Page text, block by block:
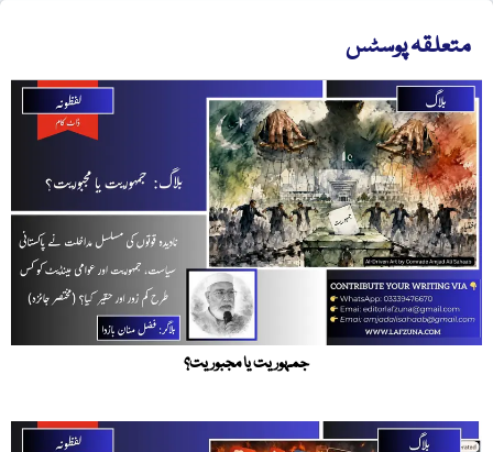
متعلقہ پوسٹس
جمہوریت یا مجبوریت؟